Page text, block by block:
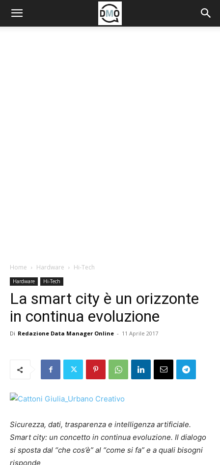
Home Hardware Hi-Tech
Hardware Hi-Tech
La smart city è un orizzonte
in continua evoluzione
Di Redazione Data Manager Online - 11 Aprile 2017
Sicurezza, dati, trasparenza e intelligenza artificiale.
Smart city: un concetto in continua evoluzione. Il dialogo
si sposta dal “che cos’è” al “come si fa” e a quali bisogni
risponde